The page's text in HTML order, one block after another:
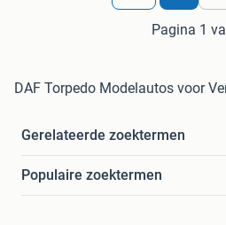
Pagina 1
DAF Torpedo Modelautos voor
Gerelateerde zoektermen
Populaire zoektermen